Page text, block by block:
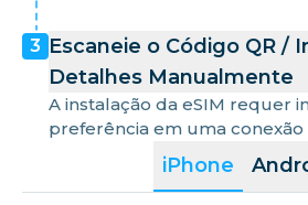
iPhone
3 Escaneie o Código QR /
Detalhes Manualmente
A instalação da eSIM requer
preferência em uma conexão